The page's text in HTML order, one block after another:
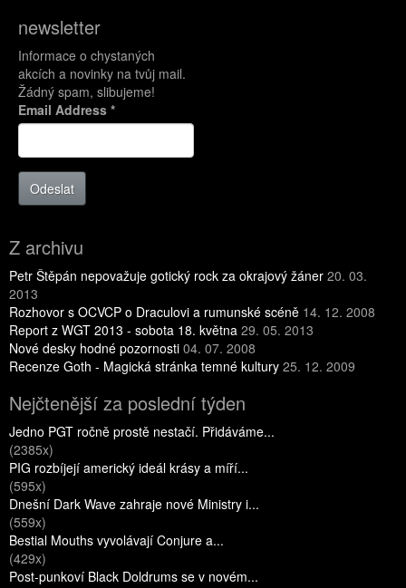
newsletter
Informace o chystaných
akcích a novinky na tvůj mail.
Žádný spam, slibujeme!
Email Address *
Odeslat
Z archivu
Petr Štěpán nepovažuje gotický rock za okrajový žáner 20. 03.
2013
Rozhovor s OCVCP o Draculovi a rumunské scéně 14. 12. 2008
Report z WGT 2013 - sobota 18. května 29. 05. 2013
Nové desky hodné pozornosti 04. 07. 2008
Recenze Goth - Magická stránka temné kultury 25. 12. 2009
Nejčtenější za poslední týden
Jedno PGT ročně prostě nestačí. Přidáváme...
(2385x)
PIG rozbíjejí americký ideál krásy a míří...
(595x)
Dnešní Dark Wave zahraje nové Ministry i...
(559x)
Bestial Mouths vyvolávají Conjure a...
(429x)
Post-punkoví Black Doldrums se v novém...